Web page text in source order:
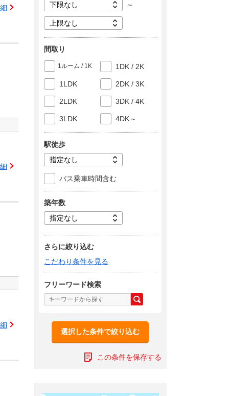
～
間取り
1ルーム / 1K 1DK / 2K
1LDK 2DK / 3K
2LDK 3DK / 4K
3LDK 4DK～
駅徒歩
バス乗車時間含む
築年数
さらに絞り込む
こだわり条件を見る
フリーワード検索
選択した条件で絞り込む
この条件を保存する